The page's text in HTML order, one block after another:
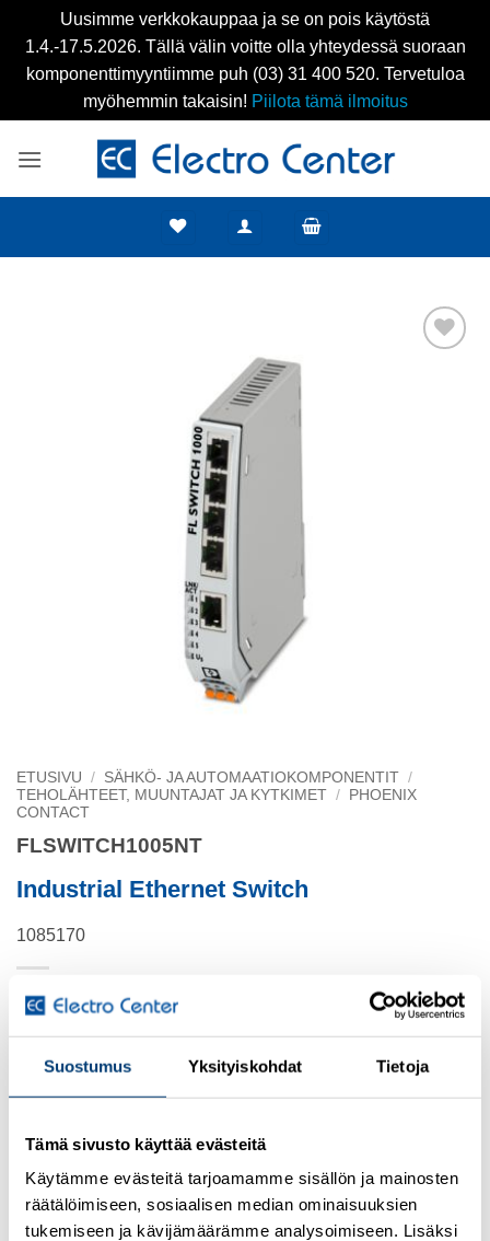
Suostumus Yksityiskohdat Tietoja
Tämä sivusto käyttää evästeitä
Käytämme evästeitä tarjoamamme sisällön ja mainosten
räätälöimiseen, sosiaalisen median ominaisuuksien
tukemiseen ja kävijämäärämme analysoimiseen. Lisäksi
Uusimme verkkokauppaa ja se on pois käytöstä
1.4.-17.5.2026. Tällä välin voitte olla yhteydessä suoraan
komponenttimyyntiimme puh (03) 31 400 520. Tervetuloa
myöhemmin takaisin! Piilota tämä ilmoitus
ETUSIVU / SÄHKÖ- JA AUTOMAATIOKOMPONENTIT /
TEHOLÄHTEET, MUUNTAJAT JA KYTKIMET /
PHOENIX
CONTACT
FLSWITCH1005NT
Industrial Ethernet Switch
1085170
ports with 10/100 Mbps on all ports, automatic data
transmission speed detection, autocrossing function, and
QoS